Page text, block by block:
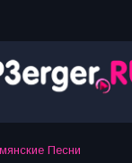
Песни